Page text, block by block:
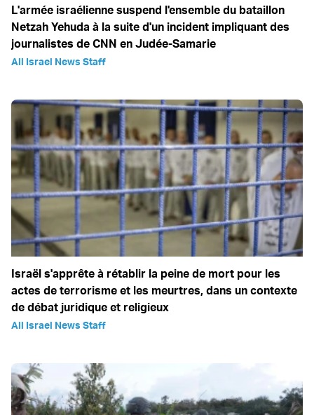
L'armée israélienne suspend l'ensemble du bataillon
Netzah Yehuda à la suite d'un incident impliquant des
journalistes de CNN en Judée-Samarie
All Israel News Staff
Israël s'apprête à rétablir la peine de mort pour les
actes de terrorisme et les meurtres, dans un contexte
de débat juridique et religieux
All Israel News Staff